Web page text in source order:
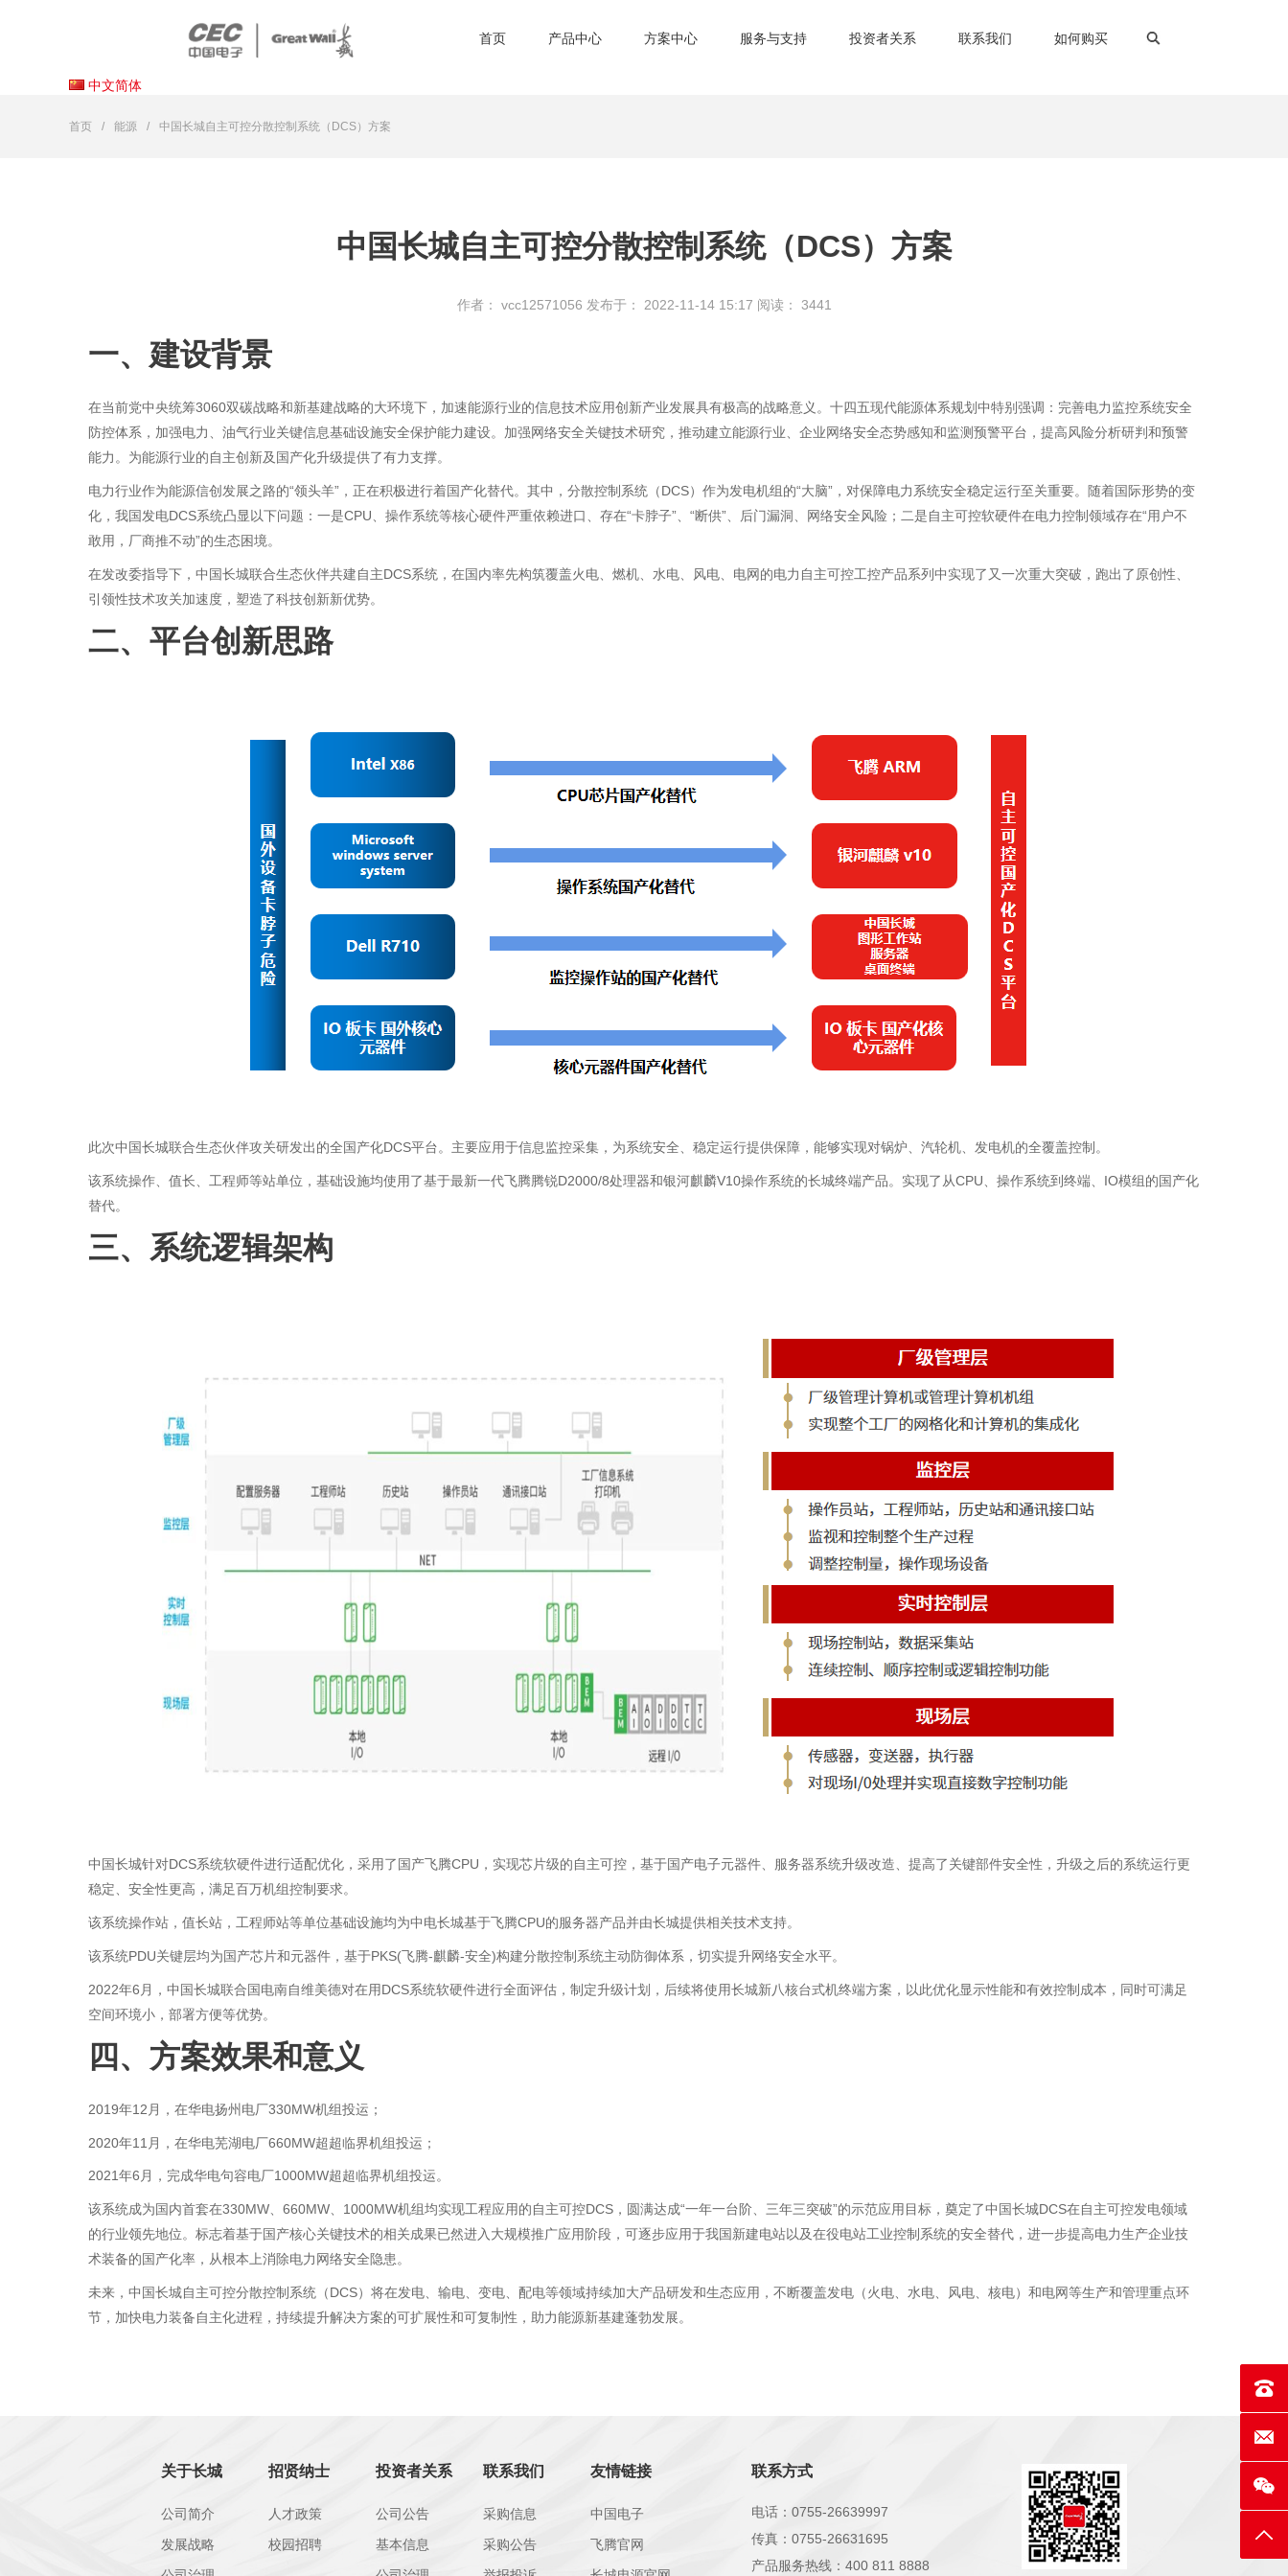
首页 产品中心 方案中心 服务与支持 投资者关系 联系我们 如何购买
中文简体
首页 能源 中国长城自主可控分散控制系统（DCS）方案
中国长城自主可控分散控制系统（DCS）方案
作者： vcc12571056 发布于： 2022-11-14 15:17 阅读： 3441
一、建设背景
在当前党中央统筹3060双碳战略和新基建战略的大环境下，加速能源行业的信息技术应用创新产业发展具有极高的战略意义。十四五现代能源体系规划中特别强调：完善电力监控系统安全
防控体系，加强电力、油气行业关键信息基础设施安全保护能力建设。加强网络安全关键技术研究，推动建立能源行业、企业网络安全态势感知和监测预警平台，提高风险分析研判和预警
能力。为能源行业的自主创新及国产化升级提供了有力支撑。
电力行业作为能源信创发展之路的“领头羊”，正在积极进行着国产化替代。其中，分散控制系统（DCS）作为发电机组的“大脑”，对保障电力系统安全稳定运行至关重要。随着国际形势的变
化，我国发电DCS系统凸显以下问题：一是CPU、操作系统等核心硬件严重依赖进口、存在“卡脖子”、“断供”、后门漏洞、网络安全风险；二是自主可控软硬件在电力控制领域存在“用户不
敢用，厂商推不动”的生态困境。
在发改委指导下，中国长城联合生态伙伴共建自主DCS系统，在国内率先构筑覆盖火电、燃机、水电、风电、电网的电力自主可控工控产品系列中实现了又一次重大突破，跑出了原创性、
引领性技术攻关加速度，塑造了科技创新新优势。
二、 平台创新思路
此次中国长城联合生态伙伴攻关研发出的全国产化DCS平台。主要应用于信息监控采集，为系统安全、稳定运行提供保障，能够实现对锅炉、汽轮机、发电机的全覆盖控制。
该系统操作、值长、工程师等站单位，基础设施均使用了基于最新一代飞腾腾锐D2000/8处理器和银河麒麟V10操作系统的长城终端产品。实现了从CPU、操作系统到终端、IO模组的国产化
替代。
三、系统逻辑架构
中国长城针对DCS系统软硬件进行适配优化，采用了国产飞腾CPU，实现芯片级的自主可控，基于国产电子元器件、服务器系统升级改造、提高了关键部件安全性，升级之后的系统运行更
稳定、安全性更高，满足百万机组控制要求。
该系统操作站，值长站，工程师站等单位基础设施均为中电长城基于飞腾CPU的服务器产品并由长城提供相关技术支持。
该系统PDU关键层均为国产芯片和元器件，基于PKS(飞腾-麒麟-安全)构建分散控制系统主动防御体系，切实提升网络安全水平。
2022年6月，中国长城联合国电南自维美德对在用DCS系统软硬件进行全面评估，制定升级计划，后续将使用长城新八核台式机终端方案，以此优化显示性能和有效控制成本，同时可满足
空间环境小，部署方便等优势。
四、方案效果和意义
2019年12月，在华电扬州电厂330MW机组投运；
2020年11月，在华电芜湖电厂660MW超超临界机组投运；
2021年6月，完成华电句容电厂1000MW超超临界机组投运。
该系统成为国内首套在330MW、660MW、1000MW机组均实现工程应用的自主可控DCS，圆满达成“一年一台阶、三年三突破”的示范应用目标，奠定了中国长城DCS在自主可控发电领域
的行业领先地位。标志着基于国产核心关键技术的相关成果已然进入大规模推广应用阶段，可逐步应用于我国新建电站以及在役电站工业控制系统的安全替代，进一步提高电力生产企业技
术装备的国产化率，从根本上消除电力网络安全隐患。
未来，中国长城自主可控分散控制系统（DCS）将在发电、输电、变电、配电等领域持续加大产品研发和生态应用，不断覆盖发电（火电、水电、风电、核电）和电网等生产和管理重点环
节，加快电力装备自主化进程，持续提升解决方案的可扩展性和可复制性，助力能源新基建蓬勃发展。
关于长城
公司简介
发展战略
招贤纳士
人才政策
校园招聘
投资者关系
公司公告
基本信息
联系我们
采购信息
采购公告
友情链接
中国电子
飞腾官网
联系方式
电话：0755-26639997
传真：0755-26631695
产品服务热线：400 811 8888
联系
E-
返回